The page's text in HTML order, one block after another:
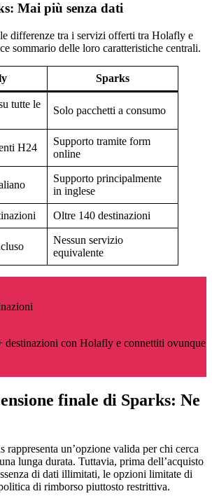
Mai più senza dati
differenze tra i servizi offerti tra Holafly e
sommario delle loro caratteristiche centrali.
Sparks
tutte le
Solo pacchetti a consumo
H24
Supporto tramite form
online
Supporto principalmente
in inglese
Oltre 140 destinazioni
Nessun servizio
equivalente
destinazioni con Holafly e connettiti ovunque
finale di Sparks: Ne
rappresenta un’opzione valida per chi cerca
lunga durata. Tuttavia, prima dell’acquisto
di dati illimitati, le opzioni limitate di
di rimborso piuttosto restrittiva.